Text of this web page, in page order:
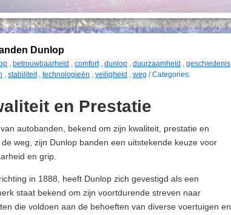
Dunlop
, betrouwbaarheid , comfort, dunlop , duurzaamheid , geschiedenis
, stabiliteit, technologieën , veiligheid , weg / Categories:
en Prestatie
autobanden, bekend om zijn kwaliteit, prestatie en
weg, zijn Dunlop banden een uitstekende keuze voor
en grip.
in 1888, heeft Dunlop zich gevestigd als een
staat bekend om zijn voortdurende streven naar
die voldoen aan de behoeften van diverse voertuigen en